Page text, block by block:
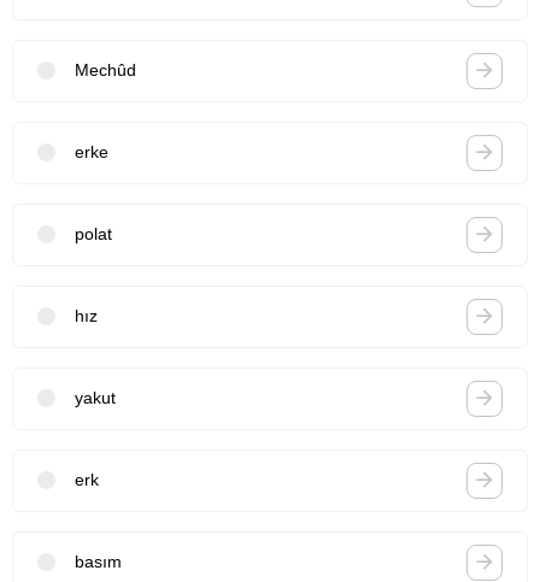
Mechûd
erke
polat
hız
yakut
erk
basım